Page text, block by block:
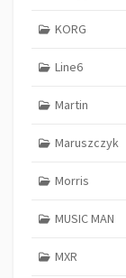
KORG
Line6
Martin
Maruszczyk
Morris
MUSIC MAN
MXR